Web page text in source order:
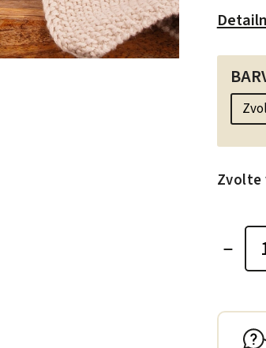
Zvolte